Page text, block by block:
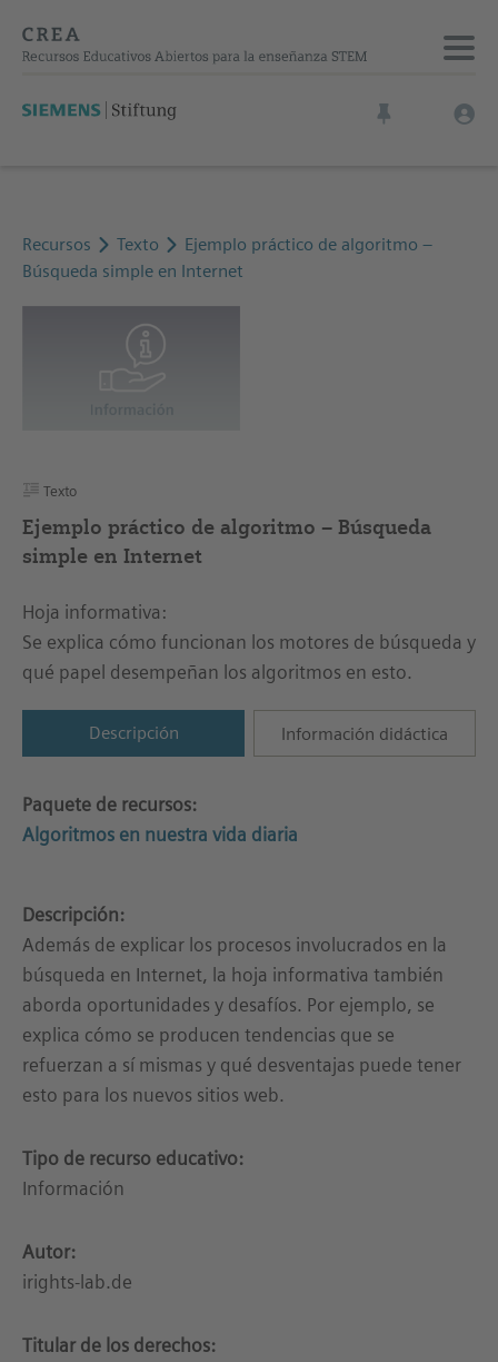
Recursos Texto
Ejemplo práctico de algoritmo –
Búsqueda simple en Internet
Texto
Ejemplo práctico de algoritmo – Búsqueda
simple en Internet
Hoja informativa:
Se explica cómo funcionan los motores de búsqueda y
qué papel desempeñan los algoritmos en esto.
Descripción Información didáctica
Paquete de recursos:
Algoritmos en nuestra vida diaria
Descripción:
Además de explicar los procesos involucrados en la
búsqueda en Internet, la hoja informativa también
aborda oportunidades y desafíos. Por ejemplo, se
explica cómo se producen tendencias que se
refuerzan a sí mismas y qué desventajas puede tener
esto para los nuevos sitios web.
Tipo de recurso educativo:
Información
Autor:
irights-lab.de
Titular de los derechos: